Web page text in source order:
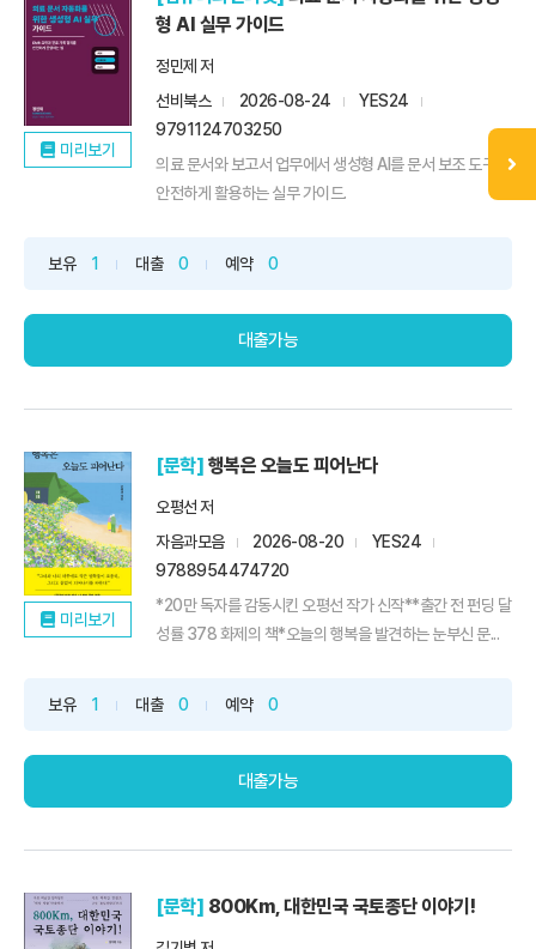
미리보기
형 AI 실무 가이드
정민제 저
선비북스
2026-08-24
YES24
9791124703250
의료 문서와 보고서 업무에서 생성형 AI를 문서 보조 도구로
안전하게 활용하는 실무 가이드.
보유 1 대출 0 예약 0
대출가능
미리보기
[문학] 행복은 오늘도 피어난다
오평선 저
자음과모음
2026-08-20
YES24
9788954474720
*20만 독자를 감동시킨 오평선 작가 신작**출간 전 펀딩 달
성률 378 화제의 책*오늘의 행복을 발견하는 눈부신 문...
보유 1 대출 0 예약 0
대출가능
[문학] 800Km, 대한민국 국토종단 이야기!